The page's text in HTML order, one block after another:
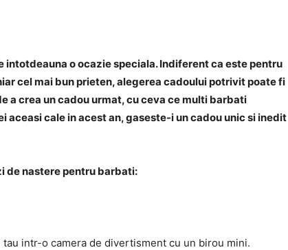
intotdeauna o ocazie speciala. Indiferent ca este pentru
cel mai bun prieten, alegerea cadoului potrivit poate fi
a crea un cadou urmat, cu ceva ce multi barbati
aceasi cale in acest an, gaseste-i un cadou unic si inedit
de nastere pentru barbati:
intr-o camera de divertisment cu un birou mini.